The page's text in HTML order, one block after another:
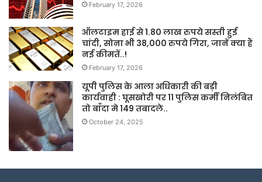
February 17, 2026
ऑलटाइम हाई से 1.80 लाख रुपये सस्ती हुई
चांदी, सोना भी 38,000 रुपये गिरा, जानें क्या हैं
नई कीमतें..!
February 17, 2026
यूपी पुलिस के आला अधिकारी की बड़ी
कार्यवाही : घूसखोरी पर 11 पुलिस कर्मी निलंबित
तो बाँदा मे 149 तबादले..
October 24, 2025